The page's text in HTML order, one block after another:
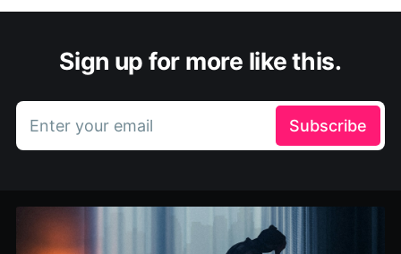
Sign up for more like this.
Enter your email Subscribe